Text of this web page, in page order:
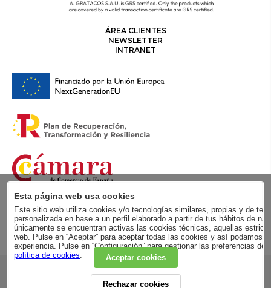
ÁREA CLIENTES
NEWSLETTER
INTRANET
RSC
Esta página web usa cookies
Este sitio web utiliza cookies y/o tecnologías similares, propias y de
personalizada en base a un perfil elaborado a partir de tus hábitos de
únicamente se encuentran activas las cookies técnicas, aquellas
web. Pulse en “Aceptar” para aceptar todas las cookies y así podamos
experiencia. Pulse en “Configuración” para gestionar las preferencias
política de cookies. Aceptar cookies
Rechazar cookies